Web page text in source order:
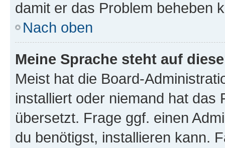
damit er das Problem beheben
Nach oben
Meine Sprache steht auf
Meist hat die Board-
installiert oder niemand hat das
übersetzt. Frage ggf. einen
du benötigst, installieren kann.